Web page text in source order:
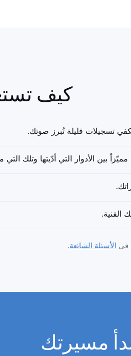
كيف
تسجيلات قليلة تُبرز صوتك.
بين الأدوار التي أدّيتها وتلك
الفنية.
في الأسئلة الشائعة.
مسيرتك